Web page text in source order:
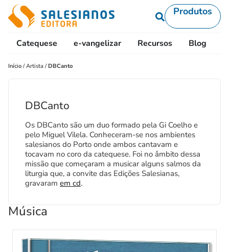
Produtos
Catequese e-vangelizar Recursos Blog
Início /Artista /DBCanto
DBCanto
Os DBCanto são um duo formado pela Gi Coelho e
pelo Miguel Vilela. Conheceram-se nos ambientes
salesianos do Porto onde ambos cantavam e
tocavam no coro da catequese. Foi no âmbito dessa
missão que começaram a musicar alguns salmos da
liturgia que, a convite das Edições Salesianas,
gravaram em cd.
Música